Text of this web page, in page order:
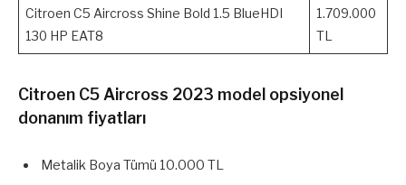
Citroen C5 Aircross Shine Bold 1.5 BlueHDI
130 HP EAT8
1.709.000
TL
Citroen C5 Aircross 2023 model opsiyonel
donanım fiyatları
Metalik Boya Tümü 10.000 TL